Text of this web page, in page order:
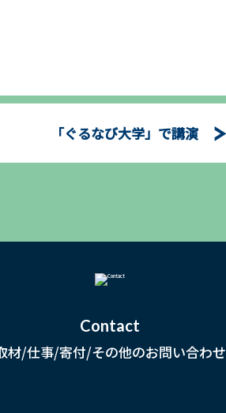
「ぐるなび大学」で講演
Contact
材/仕事/寄付/その他のお問い合わせ